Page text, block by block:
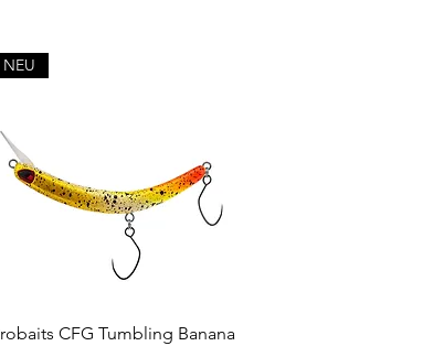
Snel overzicht
NEU
CFG Tumbling Banana